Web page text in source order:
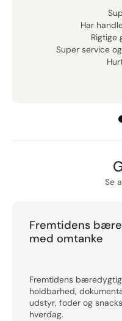
Har
Rigtige
Super service
Se
Fremtidens
med omtanke
Fremtidens
holdbarhed,
udstyr, foder og
hverdag.